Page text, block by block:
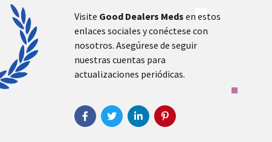
Visite Good Dealers Meds en estos
enlaces sociales y conéctese con
nosotros. Asegúrese de seguir
nuestras cuentas para
actualizaciones periódicas.